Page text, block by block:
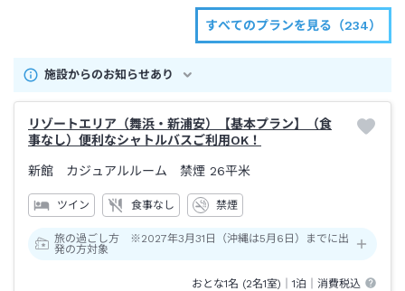
すべてのプランを見る（234）
施設からのお知らせあり
リゾートエリア（舞浜・新浦安）【基本プラン】（食
事なし）便利なシャトルバスご利用OK！
新館 カジュアルルーム 禁煙 26平米
ツイン 食事なし 禁煙
旅の過ごし方 ※2027年3月31日（沖縄は5月6日）までに出
発の方対象
おとな1名 (2名1室)｜1泊 ｜消費税込